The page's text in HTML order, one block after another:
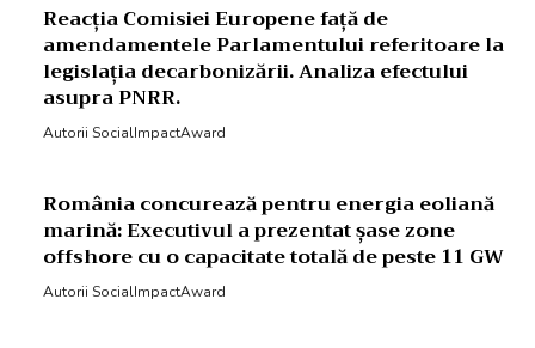
Reacția Comisiei Europene față de
amendamentele Parlamentului referitoare la
legislația decarbonizării. Analiza efectului
asupra PNRR.
Autorii SocialImpactAward
România concurează pentru energia eoliană
marină: Executivul a prezentat șase zone
offshore cu o capacitate totală de peste 11 GW
Autorii SocialImpactAward